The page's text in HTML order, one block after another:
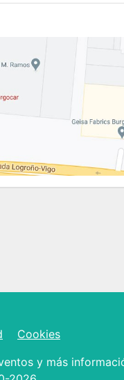
Cookies
y más